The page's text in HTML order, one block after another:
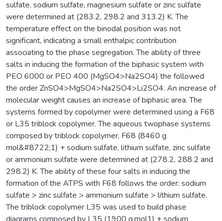
sulfate, sodium sulfate, magnesium sulfate or zinc sulfate
were determined at (283.2, 298.2 and 313.2) K. The
temperature effect on the binodal position was not
significant, indicating a small enthalpic contribution
associating to the phase segregation. The ability of three
salts in inducing the formation of the biphasic system with
PEO 6000 or PEO 400 (MgSO4>Na2SO4) the followed
the order ZnSO4>MgSO4>Na2SO4>Li2SO4. An increase of
molecular weight causes an increase of biphasic area. The
systems formed by copolymer were determined using a F68
or L35 triblock copolymer. The aqueous twophase systems
composed by triblock copolymer, F68 (8460 g
mol&#8722;1) + sodium sulfate, lithium sulfate, zinc sulfate
or ammonium sulfate were determined at (278.2, 288.2 and
298.2) K. The ability of these four salts in inducing the
formation of the ATPS with F68 follows the order: sodium
sulfate > zinc sulfate > ammonium sulfate > lithium sulfate.
The triblock copolymer L35 was used to build phase